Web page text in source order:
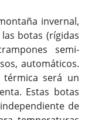
invernal,
botas (rígidas
semi-
automáticos.
térmica será un
Estas botas
de